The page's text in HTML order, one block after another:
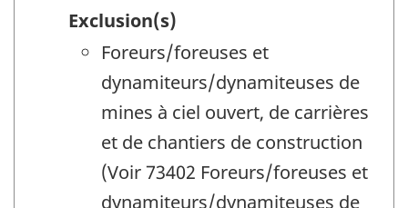
Exclusion(s)
Foreurs/foreuses et
dynamiteurs/dynamiteuses de
mines à ciel ouvert, de carrières
et de chantiers de construction
(Voir 73402 Foreurs/foreuses et
dynamiteurs/dynamiteuses de